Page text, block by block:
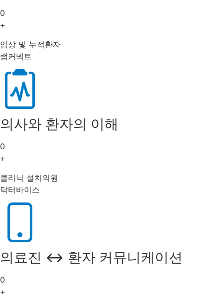
0
+
임상 및 누적환자
랩커넥트
의사와 환자의 이해
0
+
클리닉 설치의원
닥터바이스
의료진 ↔ 환자 커뮤니케이션
0
+